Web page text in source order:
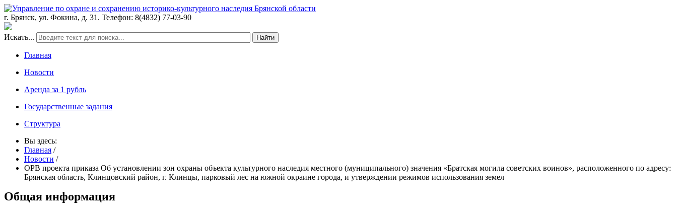
г. Брянск, ул. Фокина, д. 31. Телефон: 8(4832) 77-03-90
Искать... Найти
Главная
Новости
Аренда за 1 рубль
Государственные задания
Структура
Вы здесь:
Главная /
Новости /
ОРВ проекта приказа Об установлении зон охраны объекта культурного наследия местного (муниципального) значения «Братская могила советских воинов», расположенного по адресу:
Брянская область, Клинцовский район, г. Клинцы, парковый лес на южной окраине города, и утверждении режимов использования земел
Общая информация